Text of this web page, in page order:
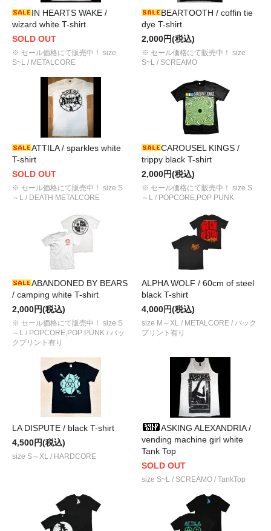
IN HEARTS WAKE /
wizard white T-shirt
SOLD OUT
※ セール価格にて販売中！ size
S~L / METALCORE
BEARTOOTH / coffin tie
dye T-shirt
2,000円(税込)
※ セール価格にて販売中！ size
S~L / SCREAMO
ATTILA / sparkles white
T-shirt
SOLD OUT
※ セール価格にて販売中！ size S
～L / DEATH METALCORE
CAROUSEL KINGS /
trippy black T-shirt
2,000円(税込)
※ セール価格にて販売中！ size S
～L / POPCORE,POP PUNK
ABANDONED BY BEARS
/ camping white T-shirt
2,000円(税込)
※ セール価格にて販売中！ size S
～L / POPCORE,POP PUNK / バッ
クプリント有り
ALPHA WOLF / 60cm of steel
black T-shirt
4,000円(税込)
size M～XL / METALCORE / バック
プリント有り
LA DISPUTE / black T-shirt
4,500円(税込)
size S～XL / HARDCORE
ASKING ALEXANDRIA /
vending machine girl white
Tank Top
SOLD OUT
size S~L / SCREAMO / TankTop